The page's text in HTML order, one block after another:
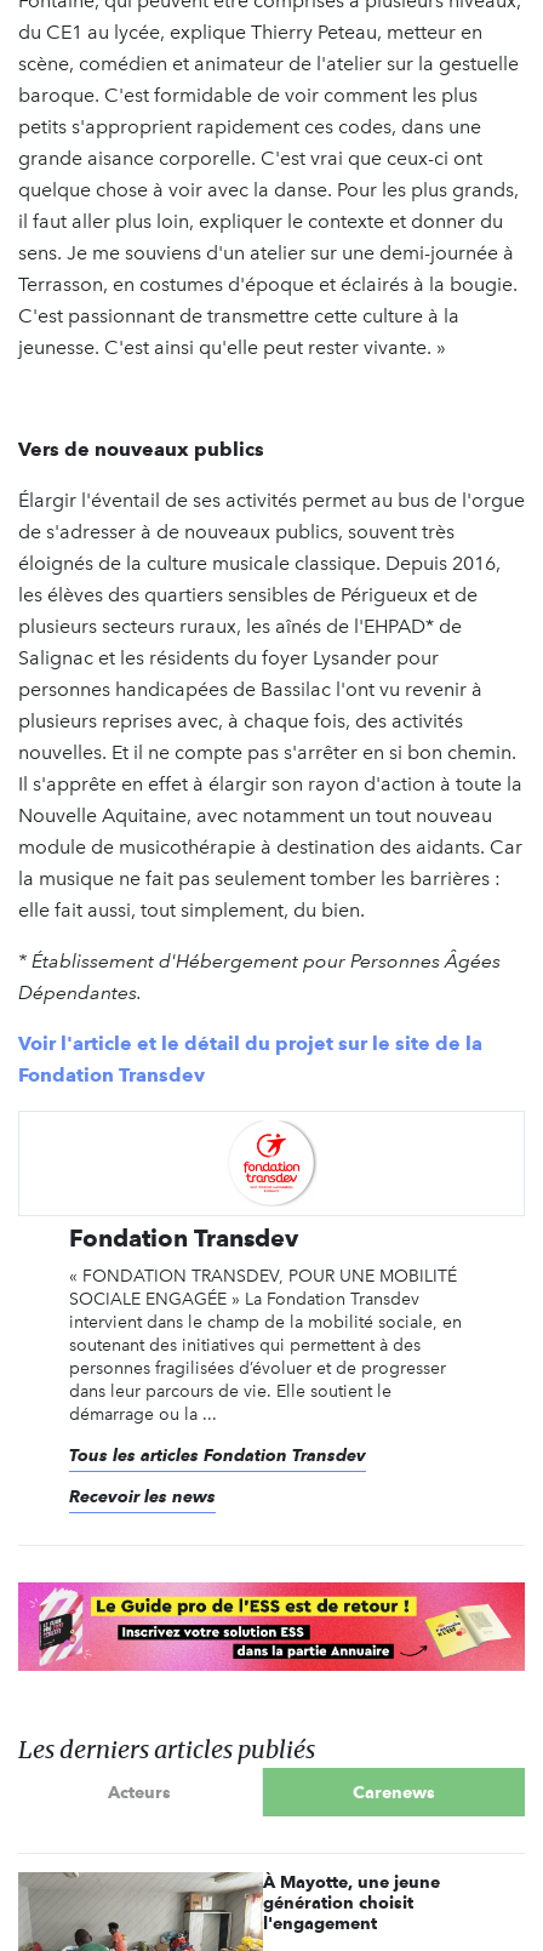
du CE1 au lycée, explique Thierry Peteau, metteur en
scène, comédien et animateur de l'atelier sur la gestuelle
baroque. C'est formidable de voir comment les plus
petits s'approprient rapidement ces codes, dans une
grande aisance corporelle. C'est vrai que ceux-ci ont
quelque chose à voir avec la danse. Pour les plus grands,
il faut aller plus loin, expliquer le contexte et donner du
sens. Je me souviens d'un atelier sur une demi-journée à
Terrasson, en costumes d'époque et éclairés à la bougie.
C'est passionnant de transmettre cette culture à la
jeunesse. C'est ainsi qu'elle peut rester vivante. »
Vers de nouveaux publics
Élargir l'éventail de ses activités permet au bus de l'orgue
de s'adresser à de nouveaux publics, souvent très
éloignés de la culture musicale classique. Depuis 2016,
les élèves des quartiers sensibles de Périgueux et de
plusieurs secteurs ruraux, les aînés de l'EHPAD* de
Salignac et les résidents du foyer Lysander pour
personnes handicapées de Bassilac l'ont vu revenir à
plusieurs reprises avec, à chaque fois, des activités
nouvelles. Et il ne compte pas s'arrêter en si bon chemin.
Il s'apprête en effet à élargir son rayon d'action à toute la
Nouvelle Aquitaine, avec notamment un tout nouveau
module de musicothérapie à destination des aidants. Car
la musique ne fait pas seulement tomber les barrières :
elle fait aussi, tout simplement, du bien.
* Établissement d'Hébergement pour Personnes Âgées
Dépendantes.
Voir l'article et le détail du projet sur le site de la
Fondation Transdev
Fondation Transdev
« FONDATION TRANSDEV, POUR UNE MOBILITÉ
SOCIALE ENGAGÉE » La Fondation Transdev
intervient dans le champ de la mobilité sociale, en
soutenant des initiatives qui permettent à des
personnes fragilisées d’évoluer et de progresser
dans leur parcours de vie. Elle soutient le
démarrage ou la ...
Tous les articles Fondation Transdev
Recevoir les news
Les derniers articles publiés
Acteurs Carenews
À Mayotte, une jeune
génération choisit
l'engagement